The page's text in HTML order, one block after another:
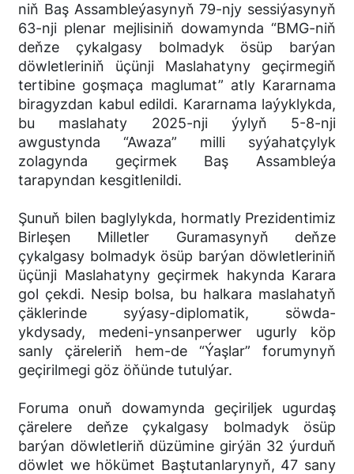
niň Baş Assambleýasynyň 79-njy sessiýasynyň
63-nji plenar mejlisiniň dowamynda “BMG-niň
deňze çykalgasy bolmadyk ösüp barýan
döwletleriniň üçünji Maslahatyny geçirmegiň
tertibine goşmaça maglumat” atly Kararnama
biragyzdan kabul edildi. Kararnama laýyklykda,
bu maslahaty 2025-nji ýylyň 5-8-nji
awgustynda “Awaza” milli syýahatçylyk
zolagynda geçirmek Baş Assambleýa
tarapyndan kesgitlenildi.
Şunuň bilen baglylykda, hormatly Prezidentimiz
Birleşen Milletler Guramasynyň deňze
çykalgasy bolmadyk ösüp barýan döwletleriniň
üçünji Maslahatyny geçirmek hakynda Karara
gol çekdi. Nesip bolsa, bu halkara maslahatyň
çäklerinde syýasy-diplomatik, söwda-
ykdysady, medeni-ynsanperwer ugurly köp
sanly çäreleriň hem-de “Ýaşlar” forumynyň
geçirilmegi göz öňünde tutulýar.
Foruma onuň dowamynda geçiriljek ugurdaş
çärelere deňze çykalgasy bolmadyk ösüp
barýan döwletleriň düzümine girýän 32 ýurduň
döwlet we hökümet Baştutanlarynyň, 47 sany